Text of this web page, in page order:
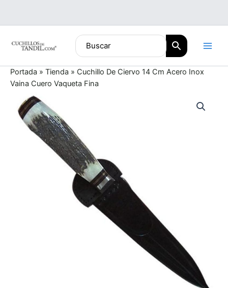
contenido
Portada » Tienda » Cuchillo De Ciervo 14 Cm Acero Inox
Vaina Cuero Vaqueta Fina
Cuchillo
Ciervo